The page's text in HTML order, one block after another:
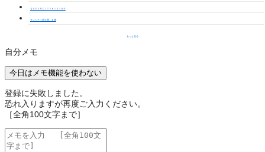
ＱＵＥＥＮＣＩＴＹＨＩＳＩＮＯ
サンシティ佐久間 Ｂ棟
もっと見る
自分メモ
今日はメモ機能を使わない
登録に失敗しました。
恐れ入りますが再度ご入力ください。
［全角100文字まで］